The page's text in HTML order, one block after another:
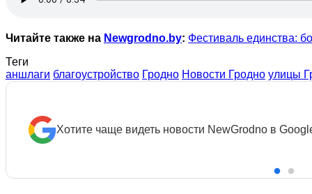
Читайте также на Newgrodno.by: Фестиваль единства:
Теги
аншлаги благоустройство Гродно Новости Гродно улицы
Хотите чаще видеть новости NewGrodno в